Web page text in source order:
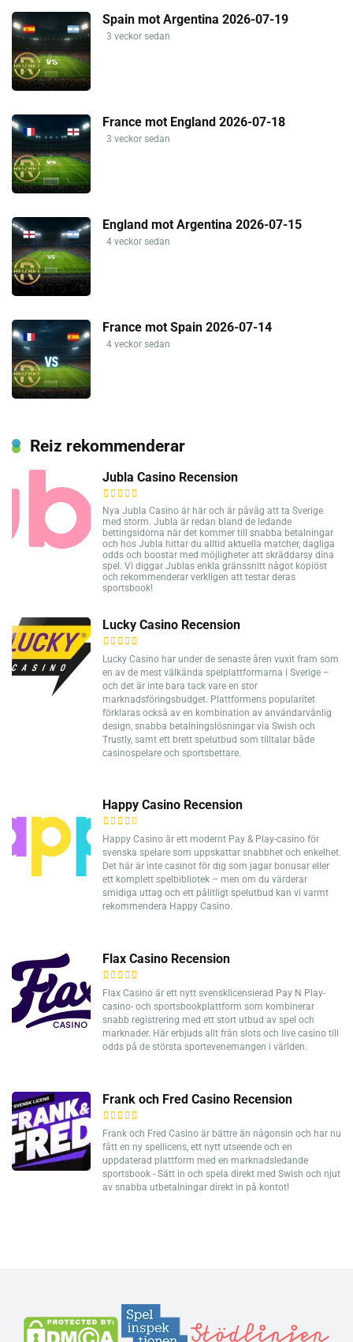
Spain mot Argentina 2026-07-19
3 veckor sedan
France mot England 2026-07-18
3 veckor sedan
England mot Argentina 2026-07-15
4 veckor sedan
France mot Spain 2026-07-14
4 veckor sedan
Reiz rekommenderar
Jubla Casino Recension
Nya Jubla Casino är här och är påväg att ta Sverige
med storm. Jubla är redan bland de ledande
bettingsidorna när det kommer till snabba betalningar
och hos Jubla hittar du alltid aktuella matcher, dagliga
odds och boostar med möjligheter att skräddarsy dina
spel. Vi diggar Jublas enkla gränssnitt något kopiöst
och rekommenderar verkligen att testar deras
sportsbook!
Lucky Casino Recension
Lucky Casino har under de senaste åren vuxit fram som
en av de mest välkända spelplattformarna i Sverige –
och det är inte bara tack vare en stor
marknadsföringsbudget. Plattformens popularitet
förklaras också av en kombination av användarvänlig
design, snabba betalningslösningar via Swish och
Trustly, samt ett brett spelutbud som tilltalar både
casinospelare och sportsbettare.
Happy Casino Recension
Happy Casino är ett modernt Pay & Play-casino för
svenska spelare som uppskattar snabbhet och enkelhet.
Det här är inte casinot för dig som jagar bonusar eller
ett komplett spelbibliotek – men om du värderar
smidiga uttag och ett pålitligt spelutbud kan vi varmt
rekommendera Happy Casino.
Flax Casino Recension
Flax Casino är ett nytt svensklicensierad Pay N Play-
casino- och sportsbookplattform som kombinerar
snabb registrering med ett stort utbud av spel och
marknader. Här erbjuds allt från slots och live casino till
odds på de största sportevenemangen i världen.
Frank och Fred Casino Recension
Frank och Fred Casino är bättre än någonsin och har nu
fått en ny spellicens, ett nytt utseende och en
uppdaterad plattform med en marknadsledande
sportsbook - Sätt in och spela direkt med Swish och njut
av snabba utbetalningar direkt in på kontot!